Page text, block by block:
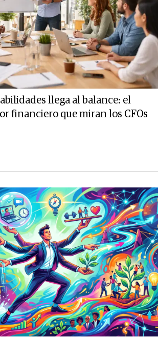
llega al balance: el
financiero que miran los CFOs